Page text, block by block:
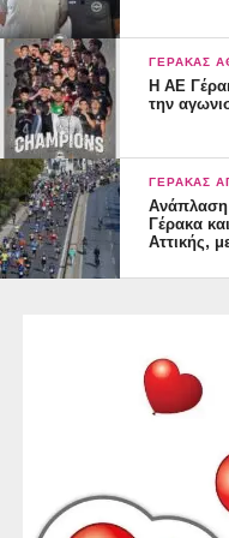
Τα γκολ της ομάδας
Ασλάνης 8, Νάσης 6,
Μάλου 3, Παλαιοδήμος
2, Λυμπεροπούλου 1,
Καλή συνέχεια τους
ΓΈΡΑΚΑΣ
Η ΑΕ
την
ΓΈΡΑΚΑΣ
Γέρακα
Αττικής,